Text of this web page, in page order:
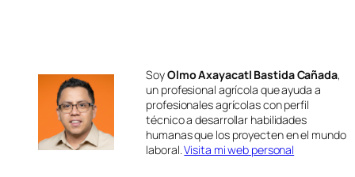
SoyOlmo Axayacatl Bastida Cañada,
un profesional agrícola que ayuda a
profesionales agrícolas con perfil
técnico a desarrollar habilidades
humanas que los proyecten en el mundo
laboral.Visita mi web personal